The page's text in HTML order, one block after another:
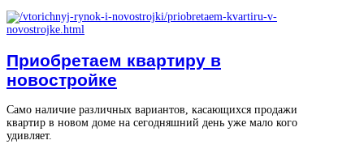
Приобретаем квартиру в
новостройке
Само наличие различных вариантов, касающихся продажи
квартир в новом доме на сегодняшний день уже мало кого
удивляет.